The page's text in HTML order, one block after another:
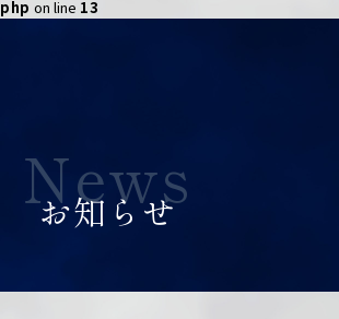
php on line 13
お知らせ
News